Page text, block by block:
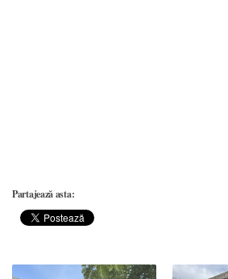
Partajează asta: